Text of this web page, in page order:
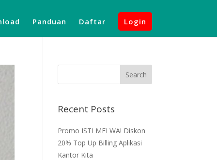
Panduan Daftar Login
Recent Posts
Promo ISTI MEI WA! Diskon
20% Top Up Billing Aplikasi
Kantor Kita